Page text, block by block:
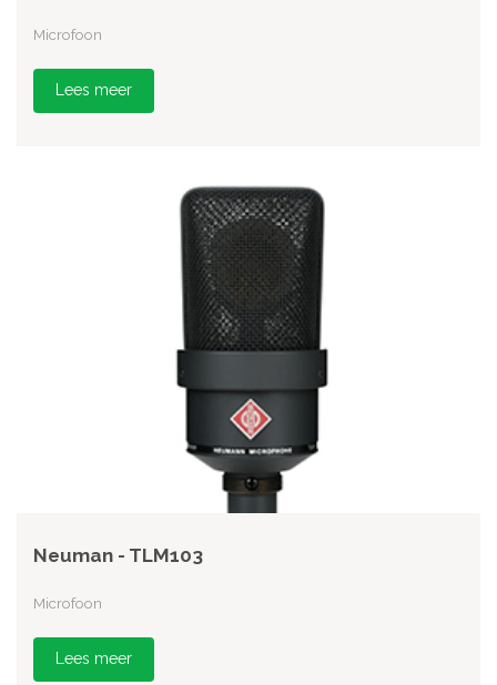
Microfoon
Lees meer
Neuman - TLM103
Microfoon
Lees meer